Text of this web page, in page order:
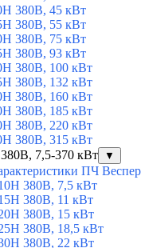
380В, 45 кВт
380В, 55 кВт
380В, 75 кВт
380В, 93 кВт
380В, 100 кВт
380В, 132 кВт
380В, 160 кВт
380В, 185 кВт
380В, 220 кВт
380В, 315 кВт
7,5-370 кВт
▼
ПЧ
380В, 7,5 кВт
380В, 11 кВт
380В, 15 кВт
380В, 18,5 кВт
380В, 22 кВт